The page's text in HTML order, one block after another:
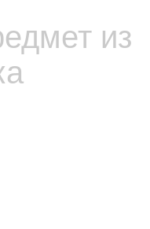
из